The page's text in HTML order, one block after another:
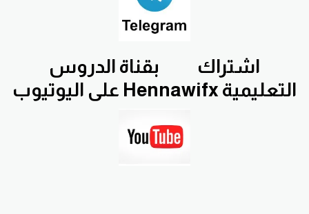
اشتراك
بقناة الدروس
التعليمية Hennawifx على اليوتيوب